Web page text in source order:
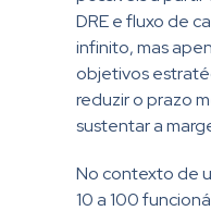
DRE e fluxo de
infinito, mas
objetivos
reduzir o prazo
sustentar a
No contexto de
10 a 100